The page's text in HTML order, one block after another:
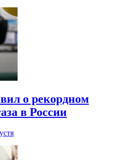
о рекордном
в России